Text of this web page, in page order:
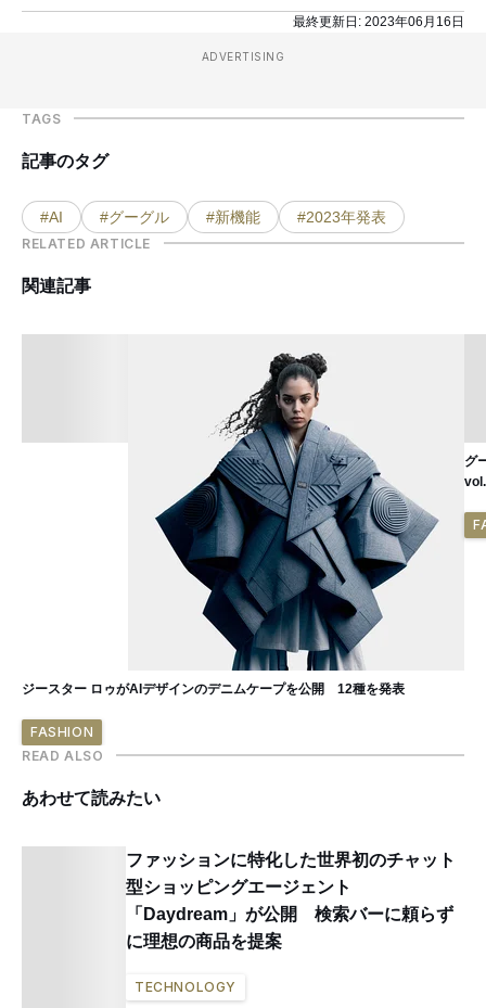
最終更新日: 2023年06月16日
ADVERTISING
TAGS
記事のタグ
#AI #グーグル #新機能 #2023年発表
RELATED ARTICLE
関連記事
ジースター ロゥがAIデザインのデニムケープを公開 12種を発表
FASHION
グ
READ ALSO
あわせて読みたい
ファッションに特化した世界初のチャット
型ショッピングエージェント
「Daydream」が公開 検索バーに頼らず
に理想の商品を提案
TECHNOLOGY